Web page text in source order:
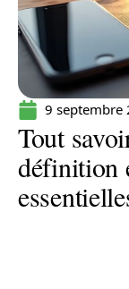
9 septembre
Tout
définition